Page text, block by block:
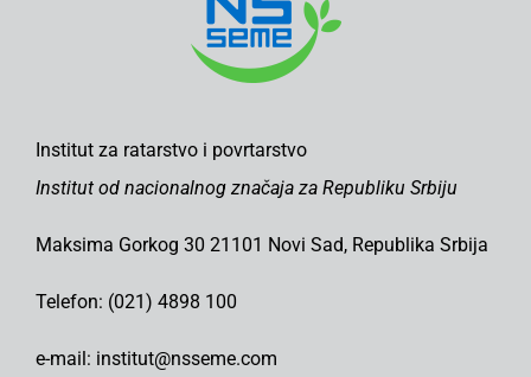
Institut za ratarstvo i povrtarstvo
Institut od nacionalnog značaja za Republiku Srbiju
Maksima Gorkog 30 21101 Novi Sad, Republika Srbija
Telefon: (021) 4898 100
e-mail: institut@nsseme.com